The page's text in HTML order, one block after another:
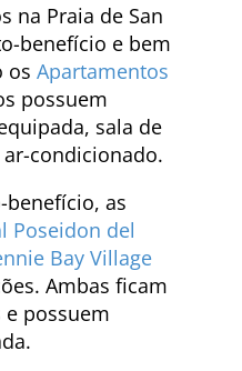
na Praia de San
benefício e bem
os Apartamentos
possuem
sala de
condicionado.
benefício, as
Poseidon del
Bay Village
Ambas ficam
possuem